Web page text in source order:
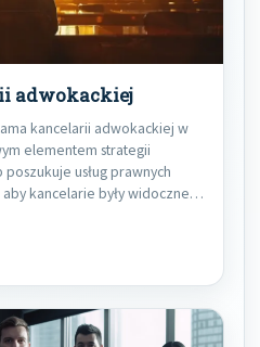
adwokackiej
kancelarii adwokackiej w
elementem strategii
usług prawnych
kancelarie były widoczne w